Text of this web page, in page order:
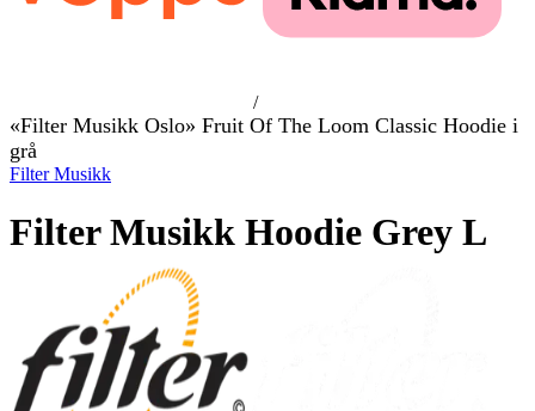
/
«Filter Musikk Oslo» Fruit Of The Loom Classic Hoodie i
grå
Filter Musikk
Filter Musikk Hoodie Grey L